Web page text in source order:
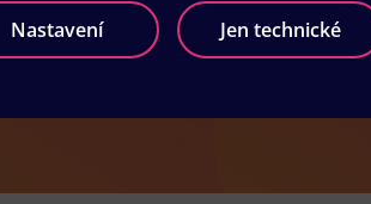
Jílové
Nastavení Jen technické